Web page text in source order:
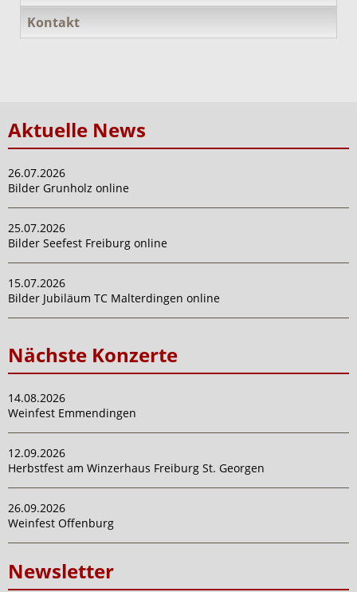
Kontakt
Aktuelle News
26.07.2026
Bilder Grunholz online
25.07.2026
Bilder Seefest Freiburg online
15.07.2026
Bilder Jubiläum TC Malterdingen online
Nächste Konzerte
14.08.2026
Weinfest Emmendingen
12.09.2026
Herbstfest am Winzerhaus Freiburg St. Georgen
26.09.2026
Weinfest Offenburg
Newsletter